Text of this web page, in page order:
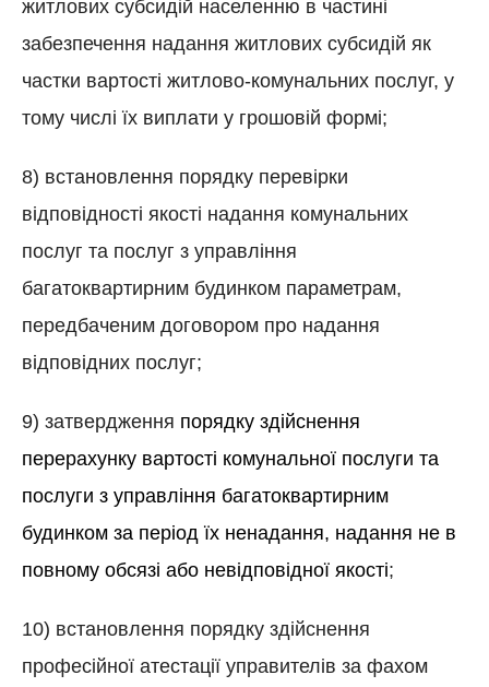
житлових субсидій населенню в частині
забезпечення надання житлових субсидій як
частки вартості житлово-комунальних послуг, у
тому числі їх виплати у грошовій формі;
8) встановлення порядку перевірки
відповідності якості надання комунальних
послуг та послуг з управління
багатоквартирним будинком параметрам,
передбаченим договором про надання
відповідних послуг;
9) затвердження порядку здійснення
перерахунку вартості комунальної послуги та
послуги з управління багатоквартирним
будинком за період їх ненадання, надання не в
повному обсязі або невідповідної якості;
10) встановлення порядку здійснення
професійної атестації управителів за фахом